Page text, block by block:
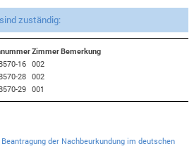
zuständig:
ZimmerBemerkung
16 002
28 002
29 001
der Nachbeurkundung im deutschen